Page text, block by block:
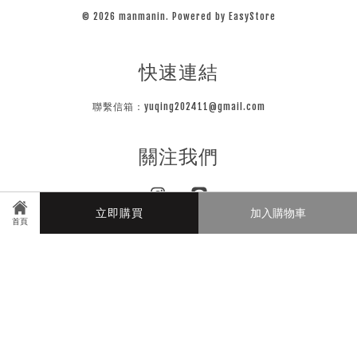
首頁
立即購買 加入購物車
© 2026 manmanin. Powered by EasyStore
快速連結
聯繫信箱：yuqing202411@gmail.com
關注我們
InstagramLine